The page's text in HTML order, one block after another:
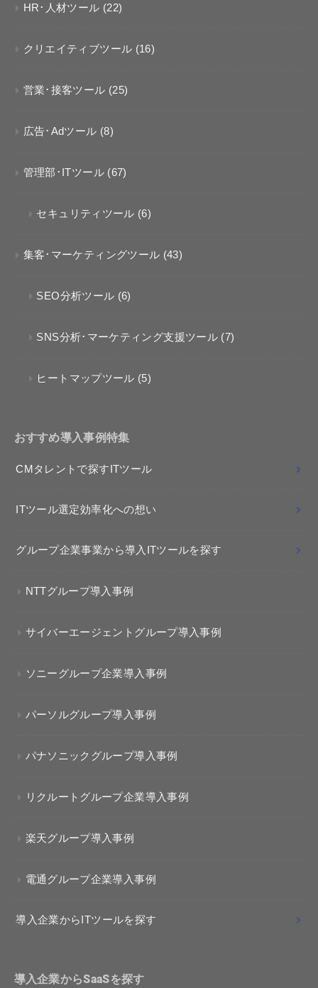
HR･人材ツール (22)
クリエイティブツール (16)
営業･接客ツール (25)
広告･Adツール (8)
管理部･ITツール (67)
セキュリティツール (6)
集客･マーケティングツール (43)
SEO分析ツール (6)
SNS分析･マーケティング支援ツール (7)
ヒートマップツール (5)
おすすめ導入事例特集
CMタレントで探すITツール
ITツール選定効率化への想い
グループ企業事業から導入ITツールを探す
NTTグループ導入事例
サイバーエージェントグループ導入事例
ソニーグループ企業導入事例
パーソルグループ導入事例
パナソニックグループ導入事例
リクルートグループ企業導入事例
楽天グループ導入事例
電通グループ企業導入事例
導入企業からITツールを探す
導入企業からSaaSを探す